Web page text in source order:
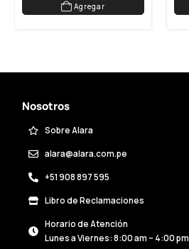
Agregar
Nosotros
Sobre Alara
alara@alara.com.pe
+51 908 897 595
Libro de Reclamaciones
Horario de Atención
Lunes a Viernes: 8:00 am – 4:00 pm